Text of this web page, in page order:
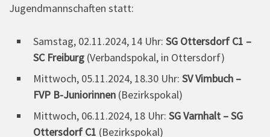
Jugendmannschaften statt:
Samstag, 02.11.2024, 14 Uhr: SG Ottersdorf C1 –
SC Freiburg (Verbandspokal, in Ottersdorf)
Mittwoch, 05.11.2024, 18.30 Uhr: SV Vimbuch –
FVP B-Juniorinnen (Bezirkspokal)
Mittwoch, 06.11.2024, 18 Uhr: SG Varnhalt – SG
Ottersdorf C1 (Bezirkspokal)